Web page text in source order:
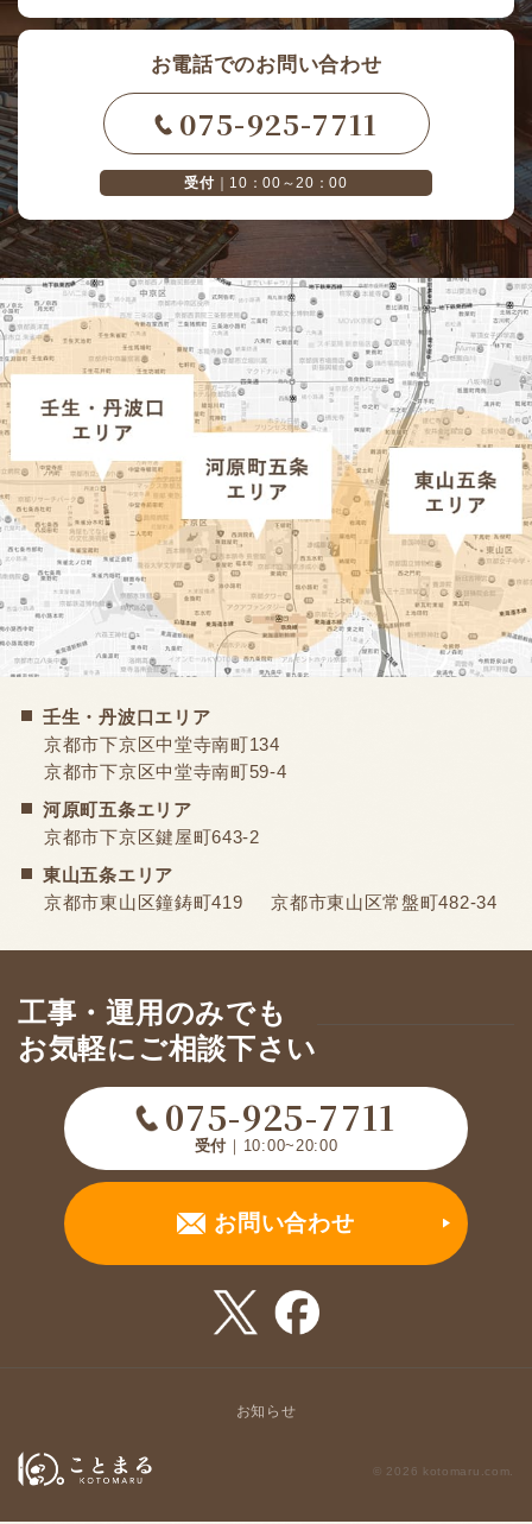
お電話でのお問い合わせ
075-925-7711
受付｜10：00～20：00
壬生・丹波口エリア
京都市下京区中堂寺南町134
京都市下京区中堂寺南町59-4
河原町五条エリア
京都市下京区鍵屋町643-2
東山五条エリア
京都市東山区鐘鋳町419
京都市東山区常盤町482-34
工事・運用のみでも
お気軽にご相談下さい
075-925-7711
受付 ｜10:00~20:00
お問い合わせ
お知らせ
© 2026 kotomaru.com.